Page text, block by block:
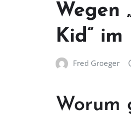
Wegen
Kid“ im
Fred Groeger
Worum